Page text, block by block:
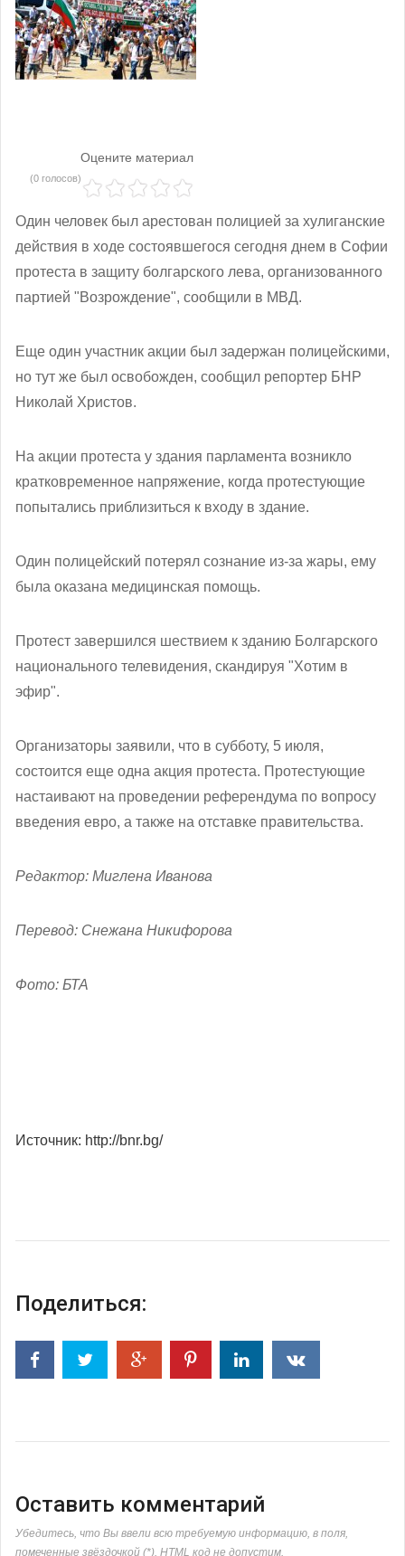
Оцените материал
(0 голосов)
Один человек был арестован полицией за хулиганские
действия в ходе состоявшегося сегодня днем в Софии
протеста в защиту болгарского лева, организованного
партией "Возрождение", сообщили в МВД.
Еще один участник акции был задержан полицейскими,
но тут же был освобожден, сообщил репортер БНР
Николай Христов.
На акции протеста у здания парламента возникло
кратковременное напряжение, когда протестующие
попытались приблизиться к входу в здание.
Один полицейский потерял сознание из-за жары, ему
была оказана медицинская помощь.
Протест завершился шествием к зданию Болгарского
национального телевидения, скандируя "Хотим в
эфир".
Организаторы заявили, что в субботу, 5 июля,
состоится еще одна акция протеста. Протестующие
настаивают на проведении референдума по вопросу
введения евро, а также на отставке правительства.
Редактор: Миглена Иванова
Перевод: Снежана Никифорова
Фото: БТА
Источник: http://bnr.bg/
Поделиться:
Оставить комментарий
Убедитесь, что Вы ввели всю требуемую информацию, в поля,
помеченные звёздочкой (*). HTML код не допустим.